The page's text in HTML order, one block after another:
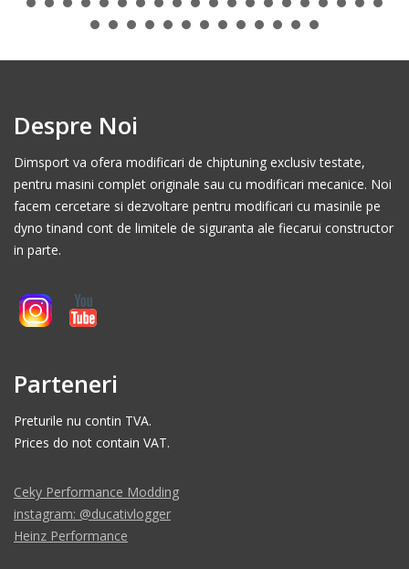
Despre Noi
Dimsport va ofera modificari de chiptuning exclusiv testate,
pentru masini complet originale sau cu modificari mecanice. Noi
facem cercetare si dezvoltare pentru modificari cu masinile pe
dyno tinand cont de limitele de siguranta ale fiecarui constructor
in parte.
Parteneri
Preturile nu contin TVA.
Prices do not contain VAT.
Ceky Performance Modding
instagram: @ducativlogger
Heinz Performance